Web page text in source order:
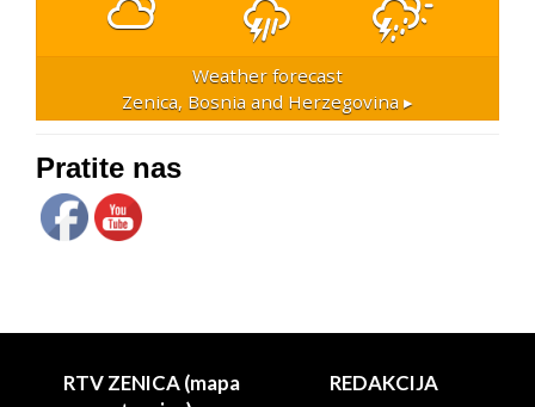
Weather forecast
Zenica, Bosnia and Herzegovina ▸
Pratite nas
RTV ZENICA (mapa
REDAKCIJA